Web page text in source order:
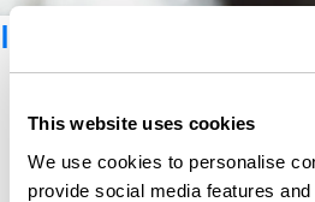
This website uses cookies
We use cookies to personalise
provide social media features
Iscriviti alla newsletter